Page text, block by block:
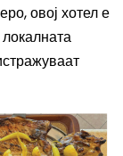
овој хотел е